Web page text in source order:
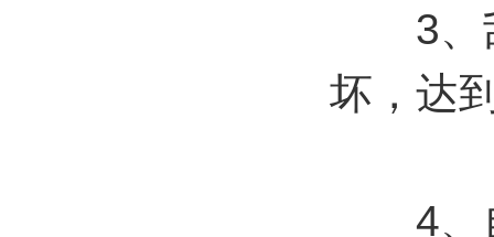
3、刮
坏，达
4、自